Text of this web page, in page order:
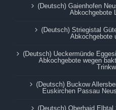
(Deutsch) Gaienhofen
Abkochgebote
(Deutsch) Striegistal
Abkochgebote
(Deutsch) Ueckermünde
Abkochgebote wegen
(Deutsch) Buckow
Euskirchen Passau
(Deutsch) Oberhaid